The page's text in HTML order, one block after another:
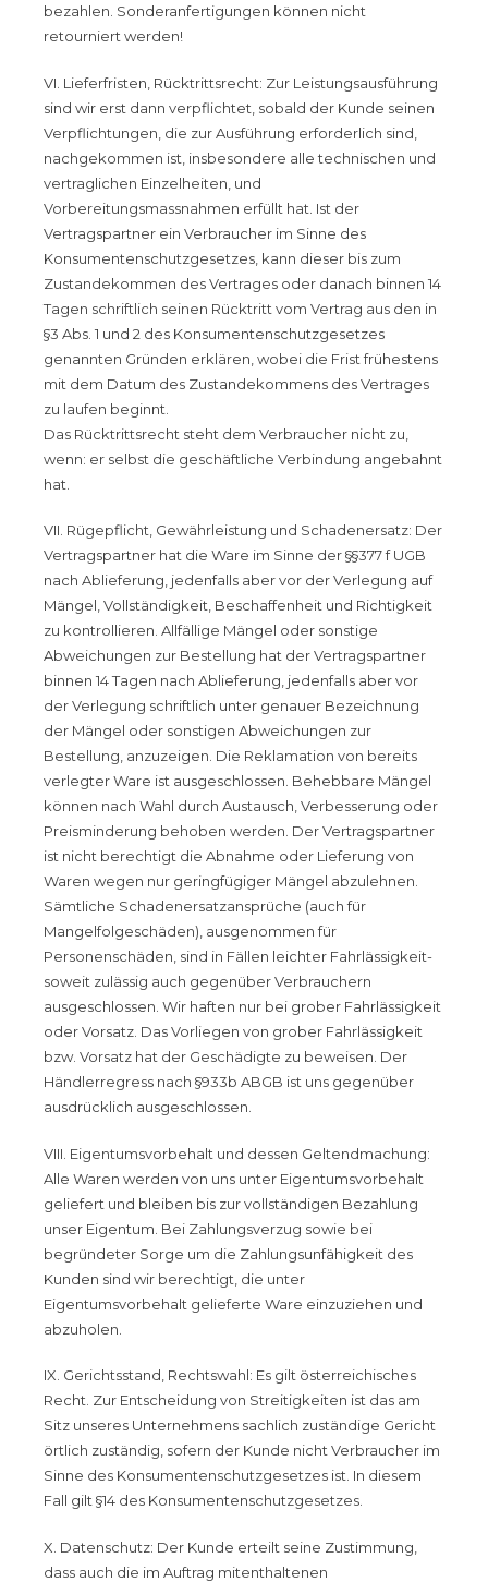
bezahlen. Sonderanfertigungen können nicht
retourniert werden!
VI. Lieferfristen, Rücktrittsrecht: Zur Leistungsausführung
sind wir erst dann verpflichtet, sobald der Kunde seinen
Verpflichtungen, die zur Ausführung erforderlich sind,
nachgekommen ist, insbesondere alle technischen und
vertraglichen Einzelheiten, und
Vorbereitungsmassnahmen erfüllt hat. Ist der
Vertragspartner ein Verbraucher im Sinne des
Konsumentenschutzgesetzes, kann dieser bis zum
Zustandekommen des Vertrages oder danach binnen 14
Tagen schriftlich seinen Rücktritt vom Vertrag aus den in
§3 Abs. 1 und 2 des Konsumentenschutzgesetzes
genannten Gründen erklären, wobei die Frist frühestens
mit dem Datum des Zustandekommens des Vertrages
zu laufen beginnt.
Das Rücktrittsrecht steht dem Verbraucher nicht zu,
wenn: er selbst die geschäftliche Verbindung angebahnt
hat.
VII. Rügepflicht, Gewährleistung und Schadenersatz: Der
Vertragspartner hat die Ware im Sinne der §§377 f UGB
nach Ablieferung, jedenfalls aber vor der Verlegung auf
Mängel, Vollständigkeit, Beschaffenheit und Richtigkeit
zu kontrollieren. Allfällige Mängel oder sonstige
Abweichungen zur Bestellung hat der Vertragspartner
binnen 14 Tagen nach Ablieferung, jedenfalls aber vor
der Verlegung schriftlich unter genauer Bezeichnung
der Mängel oder sonstigen Abweichungen zur
Bestellung, anzuzeigen. Die Reklamation von bereits
verlegter Ware ist ausgeschlossen. Behebbare Mängel
können nach Wahl durch Austausch, Verbesserung oder
Preisminderung behoben werden. Der Vertragspartner
ist nicht berechtigt die Abnahme oder Lieferung von
Waren wegen nur geringfügiger Mängel abzulehnen.
Sämtliche Schadenersatzansprüche (auch für
Mangelfolgeschäden), ausgenommen für
Personenschäden, sind in Fällen leichter Fahrlässigkeit-
soweit zulässig auch gegenüber Verbrauchern
ausgeschlossen. Wir haften nur bei grober Fahrlässigkeit
oder Vorsatz. Das Vorliegen von grober Fahrlässigkeit
bzw. Vorsatz hat der Geschädigte zu beweisen. Der
Händlerregress nach §933b ABGB ist uns gegenüber
ausdrücklich ausgeschlossen.
VIII. Eigentumsvorbehalt und dessen Geltendmachung:
Alle Waren werden von uns unter Eigentumsvorbehalt
geliefert und bleiben bis zur vollständigen Bezahlung
unser Eigentum. Bei Zahlungsverzug sowie bei
begründeter Sorge um die Zahlungsunfähigkeit des
Kunden sind wir berechtigt, die unter
Eigentumsvorbehalt gelieferte Ware einzuziehen und
abzuholen.
IX. Gerichtsstand, Rechtswahl: Es gilt österreichisches
Recht. Zur Entscheidung von Streitigkeiten ist das am
Sitz unseres Unternehmens sachlich zuständige Gericht
örtlich zuständig, sofern der Kunde nicht Verbraucher im
Sinne des Konsumentenschutzgesetzes ist. In diesem
Fall gilt §14 des Konsumentenschutzgesetzes.
X. Datenschutz: Der Kunde erteilt seine Zustimmung,
dass auch die im Auftrag mitenthaltenen